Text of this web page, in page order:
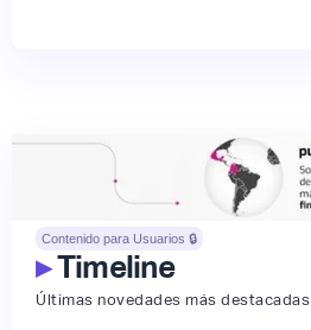
Contenido para Usuarios 🔒
▸Timeline
Últimas novedades más destacadas